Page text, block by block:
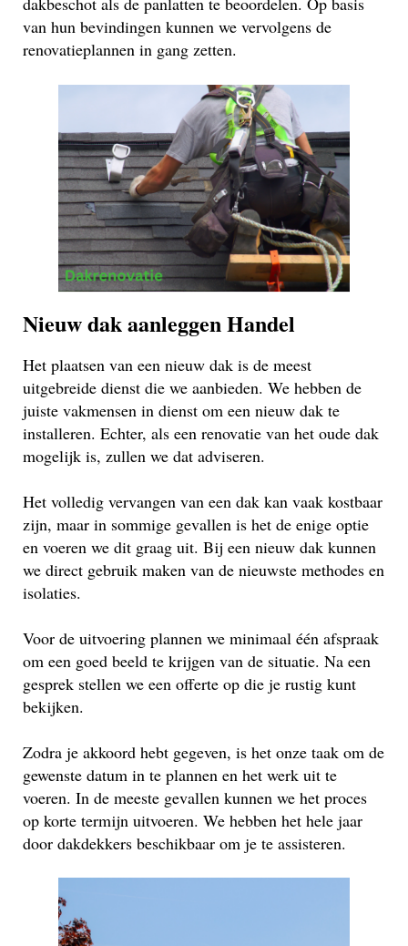
van hun bevindingen kunnen we vervolgens de
renovatieplannen in gang zetten.
Nieuw dak aanleggen Handel
Het plaatsen van een nieuw dak is de meest
uitgebreide dienst die we aanbieden. We hebben de
juiste vakmensen in dienst om een nieuw dak te
installeren. Echter, als een renovatie van het oude dak
mogelijk is, zullen we dat adviseren.
Het volledig vervangen van een dak kan vaak kostbaar
zijn, maar in sommige gevallen is het de enige optie
en voeren we dit graag uit. Bij een nieuw dak kunnen
we direct gebruik maken van de nieuwste methodes en
isolaties.
Voor de uitvoering plannen we minimaal één afspraak
om een goed beeld te krijgen van de situatie. Na een
gesprek stellen we een offerte op die je rustig kunt
bekijken.
Zodra je akkoord hebt gegeven, is het onze taak om de
gewenste datum in te plannen en het werk uit te
voeren. In de meeste gevallen kunnen we het proces
op korte termijn uitvoeren. We hebben het hele jaar
door dakdekkers beschikbaar om je te assisteren.